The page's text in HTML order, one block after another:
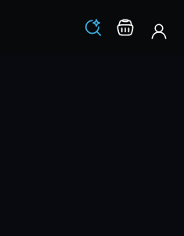
Los